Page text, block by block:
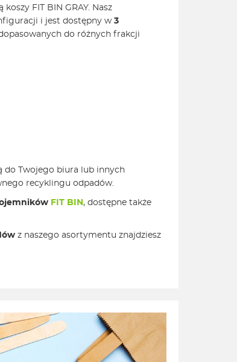
FIT BIN GRAY. Nasz
i jest dostępny w 3
do różnych frakcji
do Twojego biura lub innych
recyklingu odpadów.
FIT BIN , dostępne także
z naszego asortymentu znajdziesz